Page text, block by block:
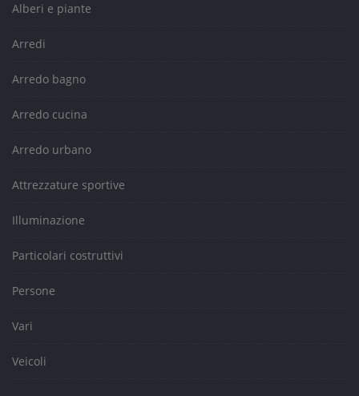
Alberi e piante
Arredi
Arredo bagno
Arredo cucina
Arredo urbano
Attrezzature sportive
Illuminazione
Particolari costruttivi
Persone
Vari
Veicoli